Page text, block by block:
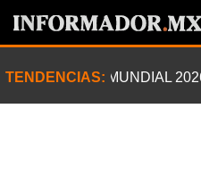
TENDENCIAS: MUNDIAL